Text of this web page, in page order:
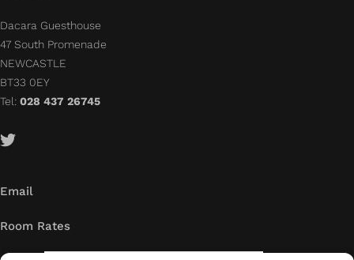
Dacara Guesthouse
47 South Promenade
NEWCASTLE
BT33 0EY
Tel: 028 437 26745
Email
Room Rates